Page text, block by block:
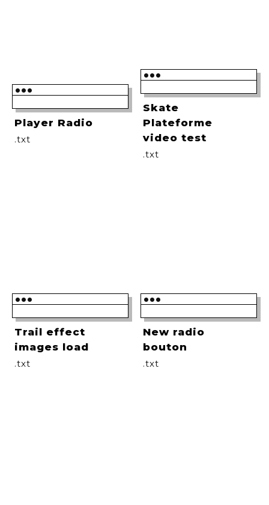
•••
Player Radio
.txt
•••
Skate
Plateforme
video test
.txt
•••
Trail effect
images load
.txt
•••
New radio
bouton
.txt